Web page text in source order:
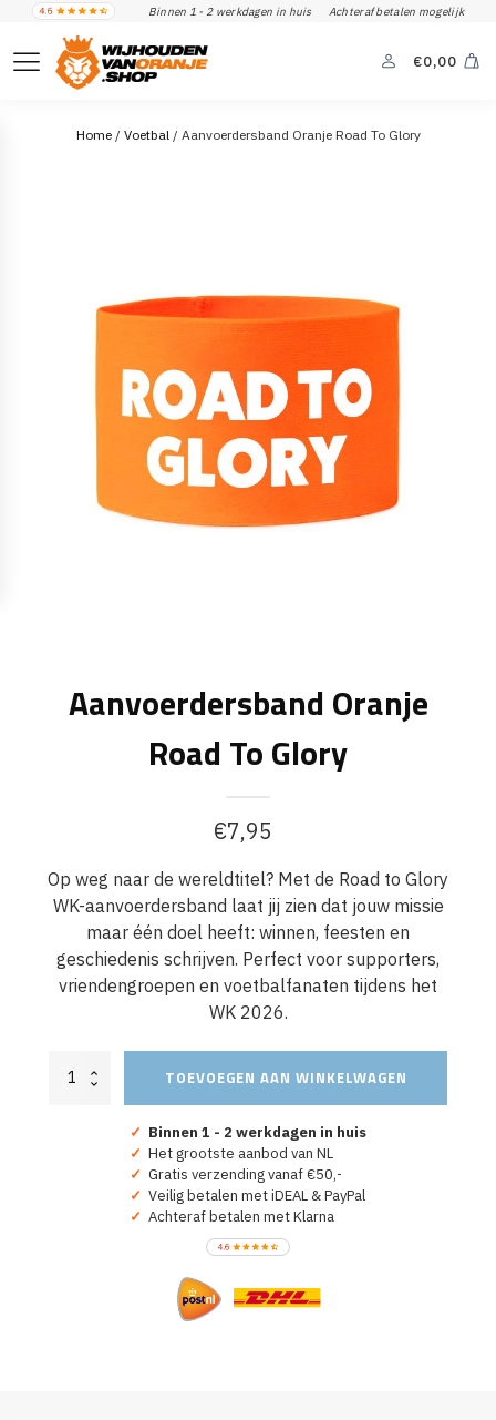
Binnen 1 - 2 werkdagen in huis Achteraf betalen mogelijk
€0,00
Home/ Voetbal/ Aanvoerdersband Oranje Road To Glory
Aanvoerdersband Oranje
Road To Glory
€7,95
Op weg naar de wereldtitel? Met de Road to Glory
WK-aanvoerdersband laat jij zien dat jouw missie
maar één doel heeft: winnen, feesten en
geschiedenis schrijven. Perfect voor supporters,
vriendengroepen en voetbalfanaten tijdens het
WK 2026.
Aanvoerdersband
Oranje
TOEVOEGEN AAN WINKELWAGEN
✓ Binnen 1 - 2 werkdagen in huis
✓ Het grootste aanbod van NL
✓ Gratis verzending vanaf €50,-
✓ Veilig betalen met iDEAL & PayPal
✓ Achteraf betalen met Klarna